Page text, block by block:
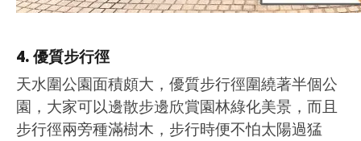
4. 優質步行徑
天水圍公園面積頗大，優質步行徑圍繞著半個公
園，大家可以邊散步邊欣賞園林綠化美景，而且
步行徑兩旁種滿樹木，步行時便不怕太陽過猛